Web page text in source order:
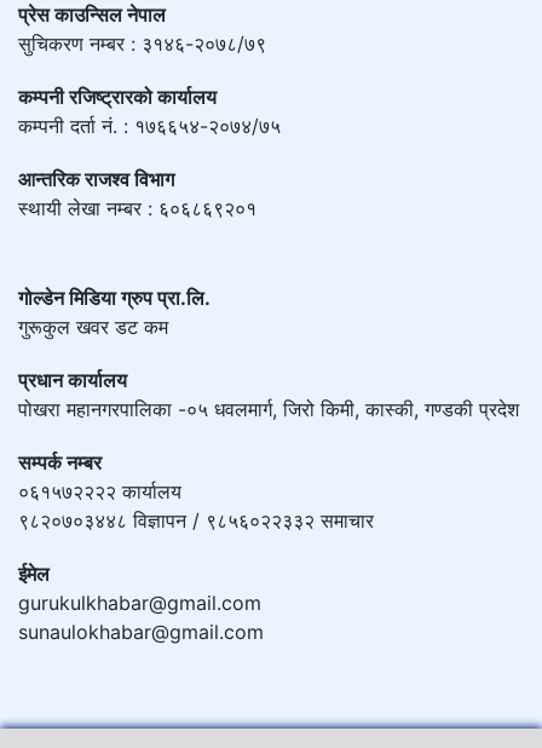
प्रेस काउन्सिल नेपाल
सुचिकरण नम्बर : ३१४६-२०७८/७९
कम्पनी रजिष्ट्रारको कार्यालय
कम्पनी दर्ता नं. : १७६६५४-२०७४/७५
आन्तरिक राजश्व विभाग
स्थायी लेखा नम्बर : ६०६८६९२०१
गोल्डेन मिडिया ग्रुप प्रा.लि.
गुरूकुल खवर डट कम
प्रधान कार्यालय
पोखरा महानगरपालिका -०५ धवलमार्ग, जिरो किमी, कास्की, गण्डकी प्रदेश
सम्पर्क नम्बर
०६१५७२२२२ कार्यालय
९८२०७०३४४८ विज्ञापन / ९८५६०२२३३२ समाचार
ईमेल
gurukulkhabar@gmail.com
sunaulokhabar@gmail.com